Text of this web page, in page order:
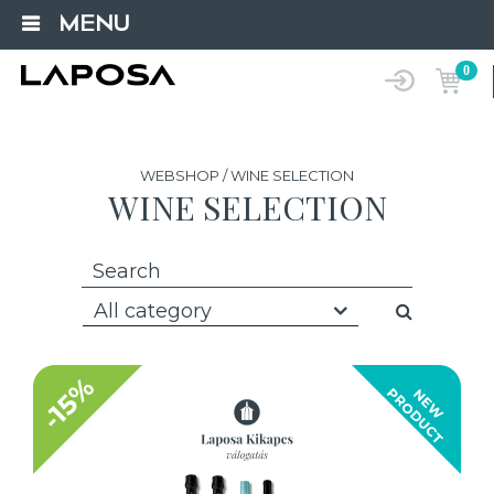
MENU
0
WEBSHOP / WINE SELECTION
WINE SELECTION
All category
N
E
W
P
R
O
D
U
C
T
-15%